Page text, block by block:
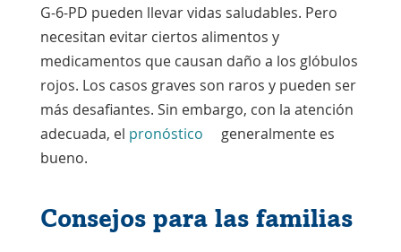
G-6-PD pueden llevar vidas saludables. Pero
necesitan evitar ciertos alimentos y
medicamentos que causan daño a los glóbulos
rojos. Los casos graves son raros y pueden ser
más desafiantes. Sin embargo, con la atención
adecuada, el pronóstico
generalmente es
bueno.
Consejos para las familias